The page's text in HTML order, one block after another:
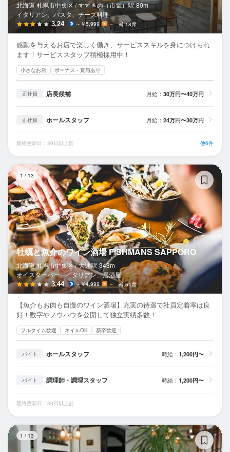
北海道 札幌市中央区 / すすきの（市電）駅 80m
イタリアン、パスタ、チーズ料理
3.24 ～￥5,999 － 18席
感動を与えるお店で楽しく働き、サービススキルを身につけられ
ます！サービススタッフ積極採用中！
小さなお店 ボーナス・賞与あり
正社員 店長候補 月給： 30万円〜40万円
正社員 ホールスタッフ 月給： 24万円〜30万円
最終更新日：30日以上前 他6件
1 / 13
牡蠣と魚介のワイン酒場 FISHMANS SAPPORO
北海道 札幌市中央区 / 大通駅 343m
オイスターバー、イタリアン、居酒屋
3.44 ～￥4,999 － 54席
【魚介もお肉も自慢のワイン酒場】充実の待遇で社員定着率は良
好！数字やノウハウを公開して独立実績多数！
フルタイム歓迎 ネイルOK 新卒歓迎
バイト ホールスタッフ 時給： 1,200円〜
バイト 調理師・調理スタッフ 時給： 1,200円〜
最終更新日：30日以上前
1 / 13